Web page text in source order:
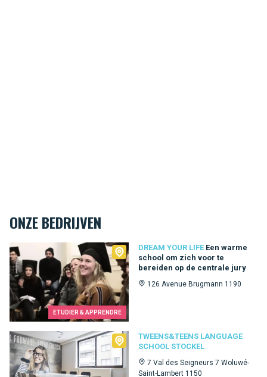
ONZE BEDRIJVEN
ETUDIER & APPRENDRE
DREAM YOUR LIFE Een warme
school om zich voor te
bereiden op de centrale jury
126 Avenue Brugmann 1190
Dream Your Life
TWEENS&TEENS LANGUAGE
SCHOOL STOCKEL
7 Val des Seigneurs 7 Woluwé-
Saint-Lambert 1150
Tweens&Teens language school Stockel